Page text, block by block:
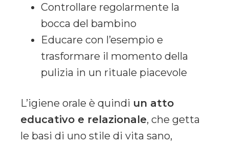
Controllare regolarmente la
bocca del bambino
Educare con l’esempio e
trasformare il momento della
pulizia in un rituale piacevole
L’igiene orale è quindi un atto
educativo e relazionale, che getta
le basi di uno stile di vita sano,